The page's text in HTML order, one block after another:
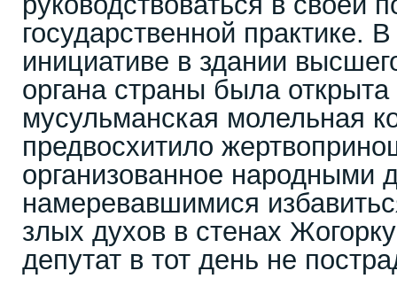
государственной практике.
инициативе в здании
органа страны была
мусульманская молельная
предвосхитило
организованное народными
намеревавшимися
злых духов в стенах
депутат в тот день не